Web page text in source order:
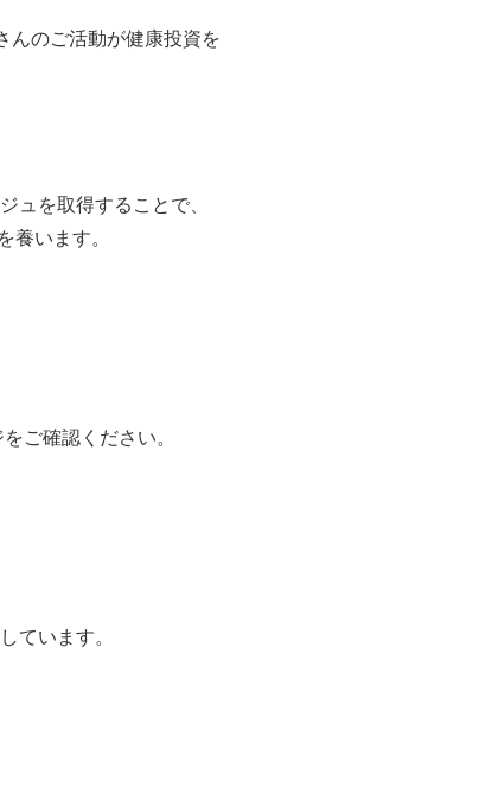
んのご活動が健康投資を
ュを取得することで、
養います。
ご確認ください。
ています。